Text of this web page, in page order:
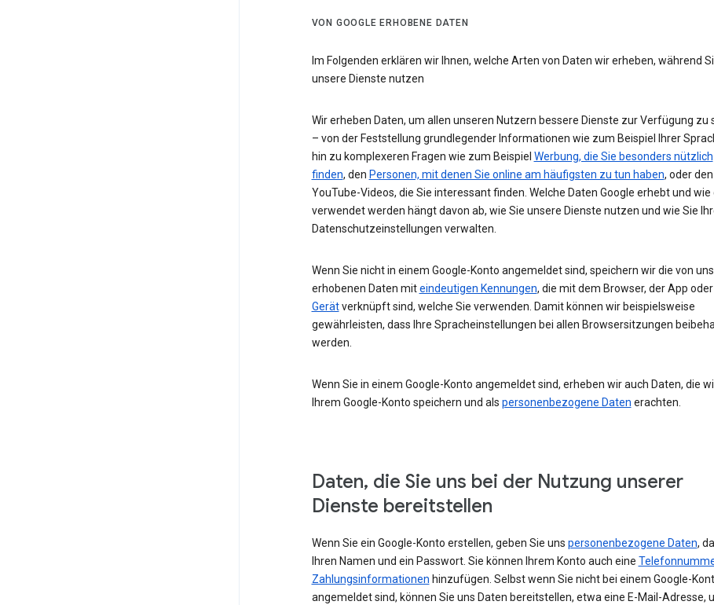
VON GOOGLE ERHOBENE DATEN
Im Folgenden erklären wir Ihnen, welche Arten von Daten wir erheben, während
unsere Dienste nutzen
Wir erheben Daten, um allen unseren Nutzern bessere Dienste zur Verfügung zu
– von der Feststellung grundlegender Informationen wie zum Beispiel Ihrer
hin zu komplexeren Fragen wie zum Beispiel Werbung, die Sie besonders nützlich
finden, den Personen, mit denen Sie online am häufigsten zu tun haben, oder den
YouTube-Videos, die Sie interessant finden. Welche Daten Google erhebt und wie
verwendet werden hängt davon ab, wie Sie unsere Dienste nutzen und wie Sie
Datenschutzeinstellungen verwalten.
Wenn Sie nicht in einem Google-Konto angemeldet sind, speichern wir die von uns
erhobenen Daten miteindeutigen Kennungen, die mit dem Browser, der App
Gerätverknüpft sind, welche Sie verwenden. Damit können wir beispielsweise
gewährleisten, dass Ihre Spracheinstellungen bei allen Browsersitzungen
werden.
Wenn Sie in einem Google-Konto angemeldet sind, erheben wir auch Daten, die
Ihrem Google-Konto speichern und als personenbezogene Daten erachten.
Daten, die Sie uns bei der Nutzung unserer
Dienste bereitstellen
Wenn Sie ein Google-Konto erstellen, geben Sie uns personenbezogene Daten,
Ihren Namen und ein Passwort. Sie können Ihrem Konto auch eine
Zahlungsinformationen hinzufügen. Selbst wenn Sie nicht bei einem Google-
angemeldet sind, können Sie uns Daten bereitstellen, etwa eine E-Mail-Adresse,